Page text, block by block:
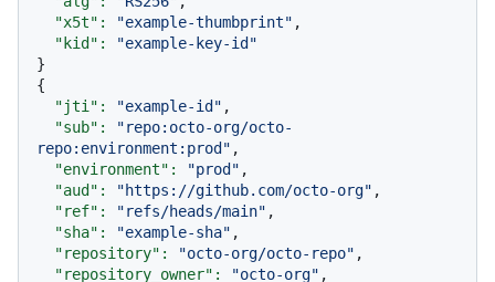
"x5t":
"example-thumbprint" ,
"kid":
"example-key-id"
}
{
"jti":
"example-id" ,
"sub":
"repo:octo-org/octo-
repo:environment:prod" ,
"environment":
"prod" ,
"aud":
"https://github.com/octo-org" ,
"ref":
"refs/heads/main" ,
"sha":
"example-sha" ,
"repository":
"octo-org/octo-repo" ,
"repository_owner":
"octo-org" ,